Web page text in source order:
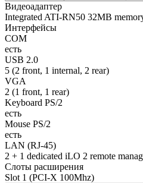
Видеоадаптер
Integrated ATI-RN50 32MB
Интерфейсы
COM
есть
USB 2.0
5 (2 front, 1 internal, 2 rear)
VGA
2 (1 front, 1 rear)
Keyboard PS/2
есть
Mouse PS/2
есть
LAN (RJ-45)
2 + 1 dedicated iLO 2 remote
Слоты расширения
Slot 1 (PCI-X 100Mhz)